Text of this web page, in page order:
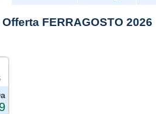
Offerta FERRAGOSTO 2026